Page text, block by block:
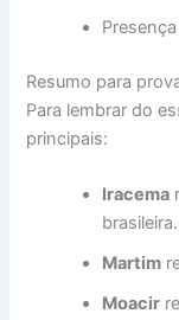
Resumo para
Para lembrar do
principais:
Iracema
brasileira.
Martim
Moacir